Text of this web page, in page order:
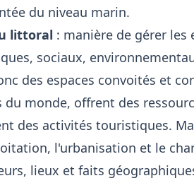
du niveau marin.
littoral : manière de gérer les
sociaux,
des espaces convoités et
du monde, offrent des
des activités touristiques.
l'urbanisation et le
lieux et faits